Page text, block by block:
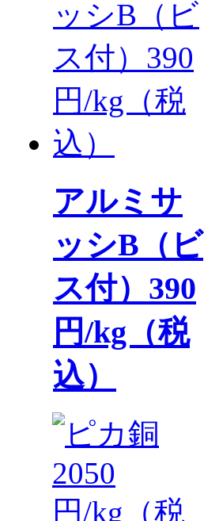
アルミサ
ッシB（ビ
ス付）390
円/kg（税
込）